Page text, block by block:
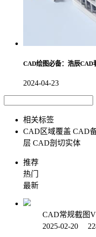
CAD绘图必备：浩辰CAD
2024-04-23
相关标签
CAD区域覆盖 CAD
层 CAD剖切实体
推荐
热门
最新
CAD常规截图
2025-02-20